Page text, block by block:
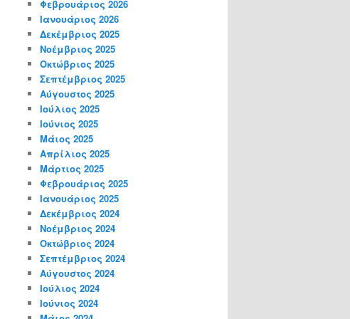
Φεβρουάριος 2026
Ιανουάριος 2026
Δεκέμβριος 2025
Νοέμβριος 2025
Οκτώβριος 2025
Σεπτέμβριος 2025
Αύγουστος 2025
Ιούλιος 2025
Ιούνιος 2025
Μάιος 2025
Απρίλιος 2025
Μάρτιος 2025
Φεβρουάριος 2025
Ιανουάριος 2025
Δεκέμβριος 2024
Νοέμβριος 2024
Οκτώβριος 2024
Σεπτέμβριος 2024
Αύγουστος 2024
Ιούλιος 2024
Ιούνιος 2024